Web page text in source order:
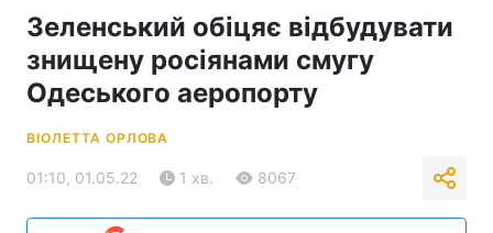
Зеленський обіцяє відбудувати
знищену росіянами смугу
Одеського аеропорту
ВІОЛЕТТА ОРЛОВА
01:10, 01.05.22 1 хв. 8067